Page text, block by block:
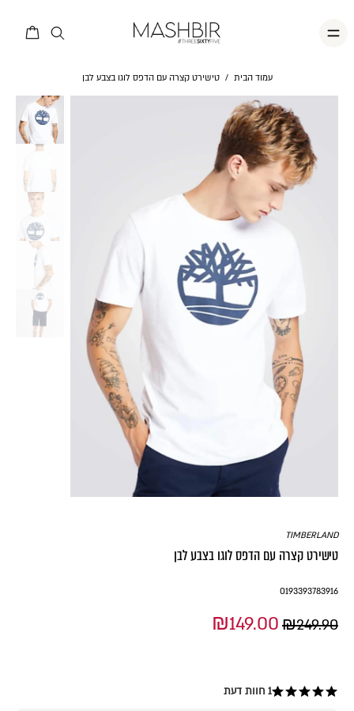
עמוד הבית / טישירט קצרה עם הדפס לוגו בצבע לבן
TIMBERLAND
טישירט קצרה עם הדפס לוגו בצבע לבן
0193393783916
₪249.90
₪149.00
1 חוות דעת